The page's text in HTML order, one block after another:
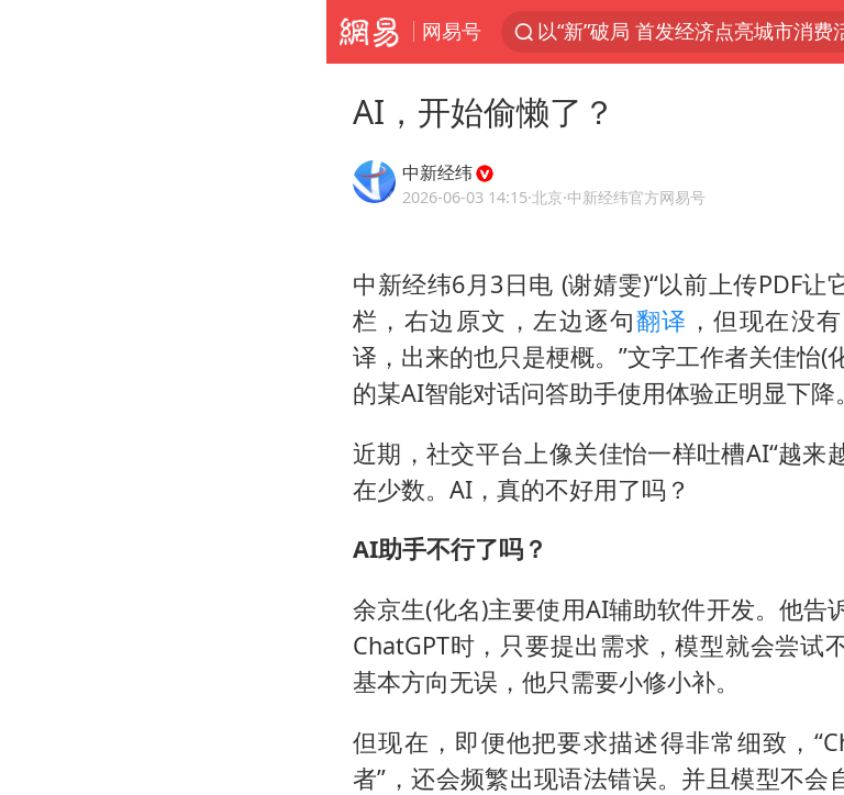
网易号
以“新”破局 首发经济点亮城市消费
台风白海豚进入48小时警戒线
陈熠被张本美和连扳三局逆转
中方回应是否在太平洋海底开采稀
深圳地面沉降致车辆损坏系谣言
今年已有4位周星驰电影配角去世
郑国霖回应去景区上班被保安拦下
宇树科技发行价格150.80元/股
CIA被曝已秘密设立古巴工作组
我国编制完成新版全月地质图
外交部发言人就广岛核爆81周年等
首次证实！“胶球”存在
奋进开新局 实干挑大梁
AI，开始偷懒了？
中新经纬
2026-06-03 14:15·北京·中新经纬官方网易号
中新经纬6月3日电 (谢婧雯)“以前上传PDF让
栏，右边原文，左边逐句翻译 ，但现在没
译，出来的也只是梗概。”文字工作者关佳怡(
的某AI智能对话问答助手使用体验正明显下降。
近期，社交平台上像关佳怡一样吐槽AI“越来
在少数。AI，真的不好用了吗？
AI助手不行了吗？
余京生(化名)主要使用AI辅助软件开发。他告
ChatGPT时，只要提出需求，模型就会尝试
基本方向无误，他只需要小修小补。
但现在，即便他把要求描述得非常细致，
者”，还会频繁出现语法错误。并且模型不会